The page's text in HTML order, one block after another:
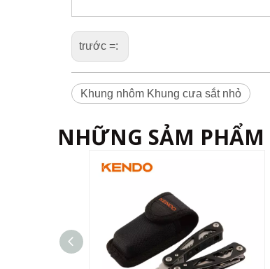
trước =:
Khung nhôm Khung cưa sắt nhỏ
NHỮNG SẢM